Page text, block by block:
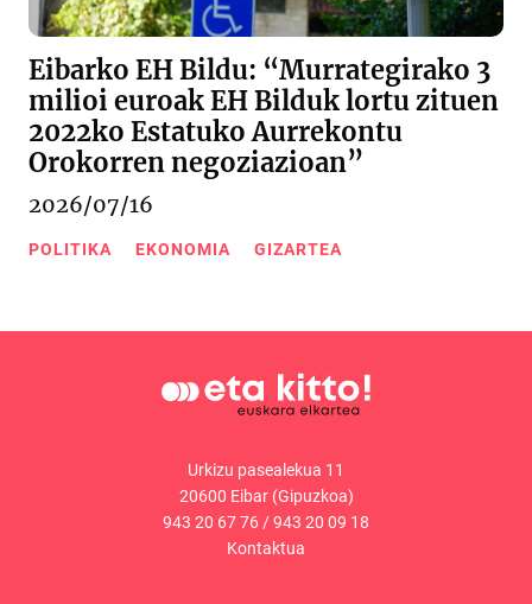
Eibarko EH Bildu: “Murrategirako 3
milioi euroak EH Bilduk lortu zituen
2022ko Estatuko Aurrekontu
Orokorren negoziazioan”
2026/07/16
POLITIKA EKONOMIA GIZARTEA
Urkizu pasealekua 11
20600 Eibar (Gipuzkoa)
943 20 67 76/943 20 09 18
Kontaktua